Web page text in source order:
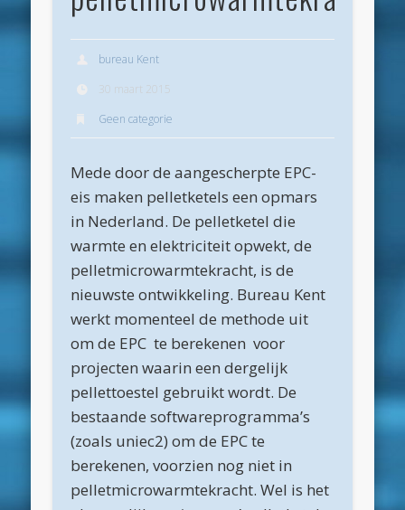
Archieven
juni 2026
mei 2026
februari 2026
januari 2026
december 2025
oktober 2025
juni 2025
mei 2025
maart 2025
februari 2025
bureau Kent
30 maart 2015
Geen categorie
Mede door de aangescherpte EPC-
eis maken pelletketels een opmars
in Nederland. De pelletketel die
warmte en elektriciteit opwekt, de
pelletmicrowarmtekracht, is de
nieuwste ontwikkeling. Bureau Kent
werkt momenteel de methode uit
om de EPC te berekenen voor
projecten waarin een dergelijk
pellettoestel gebruikt wordt. De
bestaande softwareprogramma’s
(zoals uniec2) om de EPC te
berekenen, voorzien nog niet in
pelletmicrowarmtekracht. Wel is het